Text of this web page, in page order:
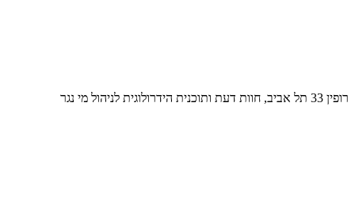
רופין 33 תל אביב, חוות דעת ותוכנית הידרולוגית לניהול מי נגר